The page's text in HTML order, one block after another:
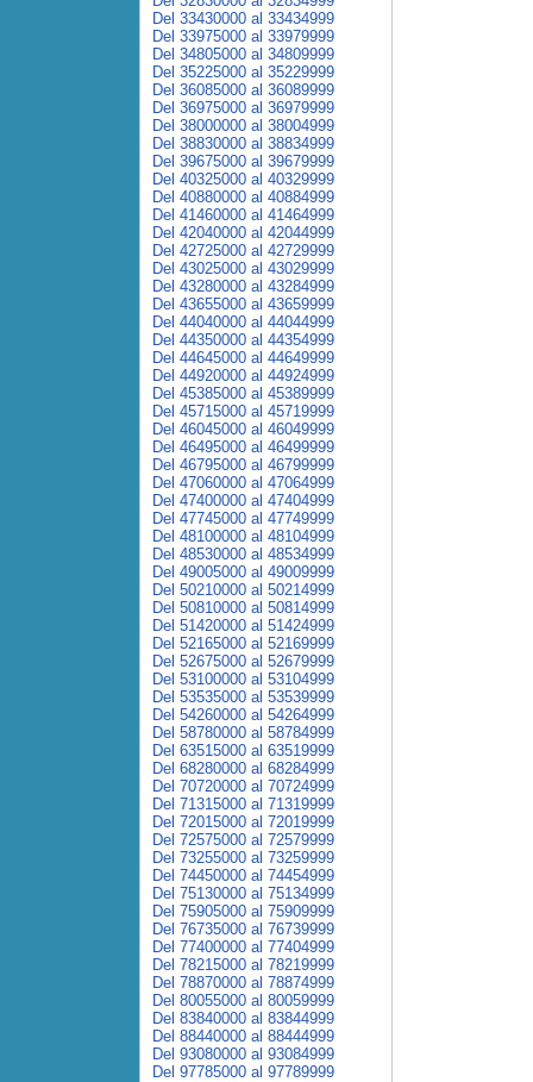
Del 33430000 al 33434999
Del 33975000 al 33979999
Del 34805000 al 34809999
Del 35225000 al 35229999
Del 36085000 al 36089999
Del 36975000 al 36979999
Del 38000000 al 38004999
Del 38830000 al 38834999
Del 39675000 al 39679999
Del 40325000 al 40329999
Del 40880000 al 40884999
Del 41460000 al 41464999
Del 42040000 al 42044999
Del 42725000 al 42729999
Del 43025000 al 43029999
Del 43280000 al 43284999
Del 43655000 al 43659999
Del 44040000 al 44044999
Del 44350000 al 44354999
Del 44645000 al 44649999
Del 44920000 al 44924999
Del 45385000 al 45389999
Del 45715000 al 45719999
Del 46045000 al 46049999
Del 46495000 al 46499999
Del 46795000 al 46799999
Del 47060000 al 47064999
Del 47400000 al 47404999
Del 47745000 al 47749999
Del 48100000 al 48104999
Del 48530000 al 48534999
Del 49005000 al 49009999
Del 50210000 al 50214999
Del 50810000 al 50814999
Del 51420000 al 51424999
Del 52165000 al 52169999
Del 52675000 al 52679999
Del 53100000 al 53104999
Del 53535000 al 53539999
Del 54260000 al 54264999
Del 58780000 al 58784999
Del 63515000 al 63519999
Del 68280000 al 68284999
Del 70720000 al 70724999
Del 71315000 al 71319999
Del 72015000 al 72019999
Del 72575000 al 72579999
Del 73255000 al 73259999
Del 74450000 al 74454999
Del 75130000 al 75134999
Del 75905000 al 75909999
Del 76735000 al 76739999
Del 77400000 al 77404999
Del 78215000 al 78219999
Del 78870000 al 78874999
Del 80055000 al 80059999
Del 83840000 al 83844999
Del 88440000 al 88444999
Del 93080000 al 93084999
Del 97785000 al 97789999